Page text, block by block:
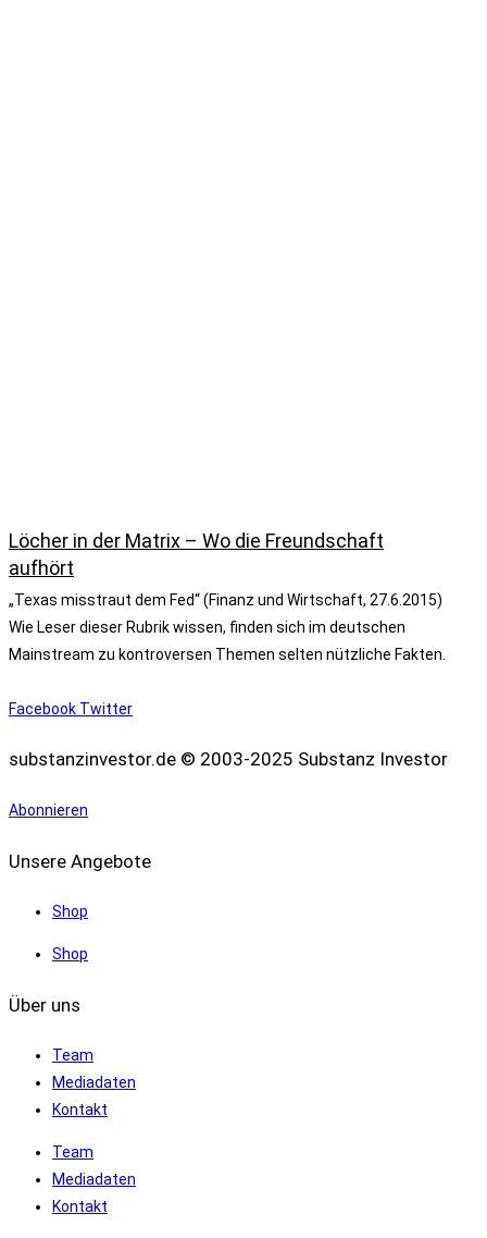
Löcher in der Matrix – Wo die Freundschaft
aufhört
„Texas misstraut dem Fed“ (Finanz und Wirtschaft, 27.6.2015)
Wie Leser dieser Rubrik wissen, finden sich im deutschen
Mainstream zu kontroversen Themen selten nützliche Fakten.
Facebook Twitter
substanzinvestor.de © 2003-2025 Substanz Investor
Abonnieren
Unsere Angebote
Shop
Shop
Über uns
Team
Mediadaten
Kontakt
Team
Mediadaten
Kontakt